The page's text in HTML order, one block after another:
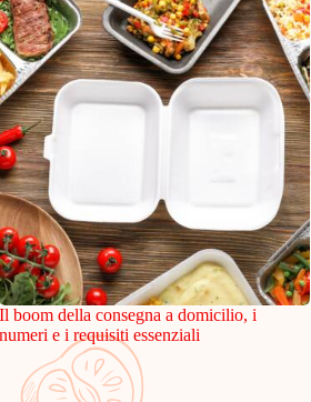
Il boom della consegna a domicilio, i
numeri e i requisiti essenziali